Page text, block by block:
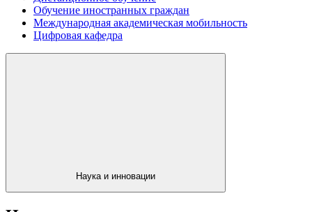
Обучение иностранных граждан
Международная академическая мобильность
Цифровая кафедра
Наука и инновации